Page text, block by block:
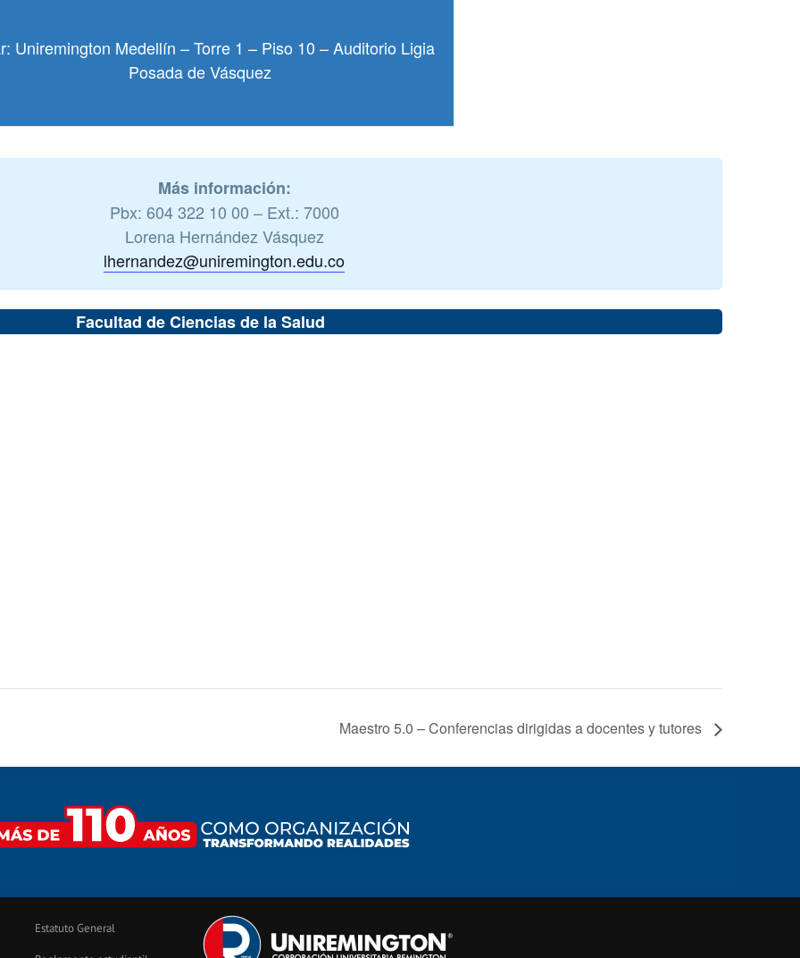
Uniremington Medellín – Torre 1 – Piso 10 – Auditorio Ligia
Posada de Vásquez
Más información:
Pbx: 604 322 10 00 – Ext.: 7000
Lorena Hernández Vásquez
lhernandez@uniremington.edu.co
Facultad de Ciencias de la Salud
Maestro 5.0 – Conferencias dirigidas a docentes y tutores
Estatuto General